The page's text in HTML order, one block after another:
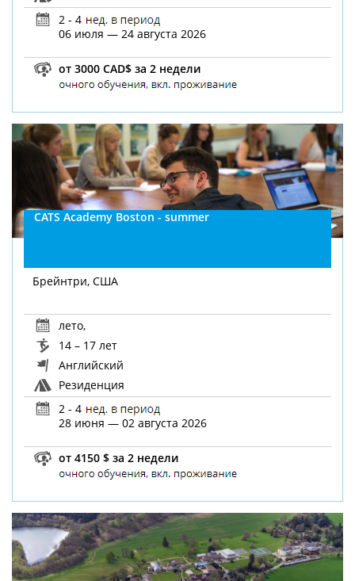
2 - 4
06 июля — 24 августа 2026
от 3000 CAD$ за 2 недели
CATS Academy Boston - summer
Брейнтри, США
лето,
14 – 17 лет
Английский
Резиденция
2 - 4
28 июня — 02 августа 2026
от 4150 $ за 2 недели